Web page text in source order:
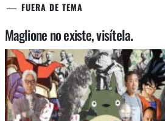
FUERA DE TEMA
Maglione no existe, visítela.